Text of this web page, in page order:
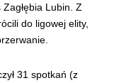
Lubin. Z
do ligowej elity,
31 spotkań (z